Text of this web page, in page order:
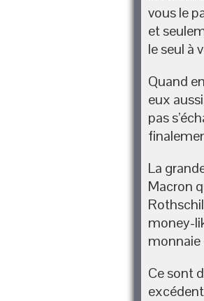
vous le
et
le seul à
Quand
eux
pas
La
Macron
money-
monnaie
Ce sont